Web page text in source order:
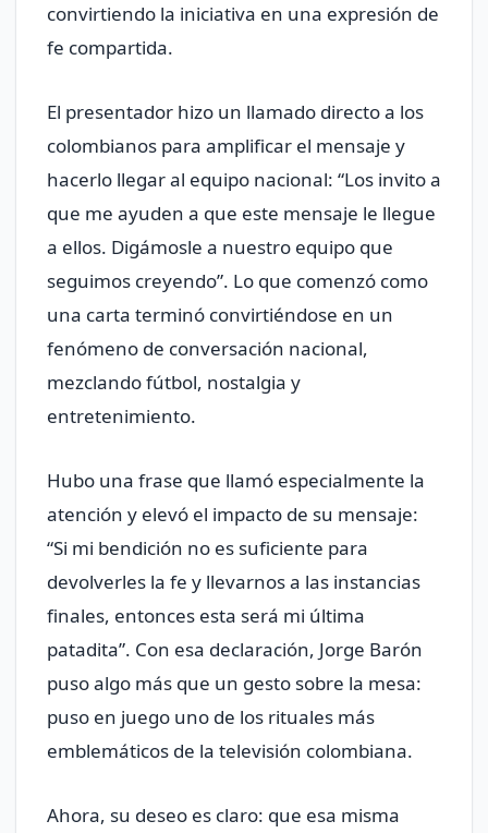
convirtiendo la iniciativa en una expresión de
fe compartida.
El presentador hizo un llamado directo a los
colombianos para amplificar el mensaje y
hacerlo llegar al equipo nacional: “Los invito a
que me ayuden a que este mensaje le llegue
a ellos. Digámosle a nuestro equipo que
seguimos creyendo”. Lo que comenzó como
una carta terminó convirtiéndose en un
fenómeno de conversación nacional,
mezclando fútbol, nostalgia y
entretenimiento.
Hubo una frase que llamó especialmente la
atención y elevó el impacto de su mensaje:
“Si mi bendición no es suficiente para
devolverles la fe y llevarnos a las instancias
finales, entonces esta será mi última
patadita”. Con esa declaración, Jorge Barón
puso algo más que un gesto sobre la mesa:
puso en juego uno de los rituales más
emblemáticos de la televisión colombiana.
Ahora, su deseo es claro: que esa misma